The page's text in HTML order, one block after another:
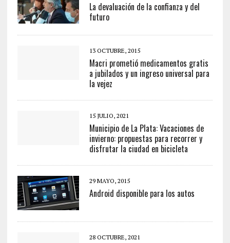
La devaluación de la confianza y del
futuro
13 OCTUBRE, 2015
Macri prometió medicamentos gratis
a jubilados y un ingreso universal para
la vejez
15 JULIO, 2021
Municipio de La Plata: Vacaciones de
invierno: propuestas para recorrer y
disfrutar la ciudad en bicicleta
29 MAYO, 2015
Android disponible para los autos
28 OCTUBRE, 2021